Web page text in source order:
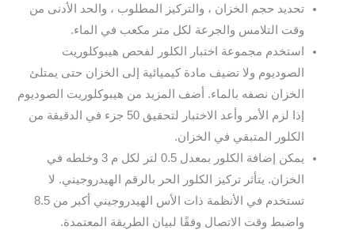
تحديد حجم الخزان ، والتركيز المطلوب ، والحد الأدنى من
وقت التلامس والجرعة لكل متر مكعب في الماء.
استخدم مجموعة اختبار الكلور لفحص هيبوكلوريت
الصوديوم ولا تضيف مادة كيميائية إلى الخزان حتى يمتلئ
الخزان نصفه بالماء. أضف المزيد من هيبوكلوريت الصوديوم
إذا لزم الأمر وأعد الاختبار لتحقيق 50 جزء في الدقيقة من
الكلور المتبقي في الخزان.
يمكن إضافة الكلور بمعدل 0.5 لتر لكل م 3 وخلطه في
الخزان. يتأثر تركيز الكلور الحر بالرقم الهيدروجيني. لا
تستخدم في الأنظمة ذات الأس الهيدروجيني أكبر من 8.5
واضبط وقت الاتصال وفقًا لبيان الطريقة المعتمدة.